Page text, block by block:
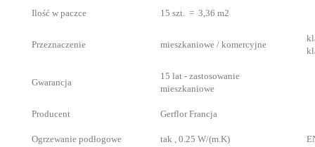
Ilość w paczce 15 szt. = 3,36 m2
Przeznaczenie mieszkaniowe / komercyjne
Gwarancja
15 lat - zastosowanie
mieszkaniowe
Producent Gerflor Francja
Ogrzewanie podłogowe tak , 0.25 W/(m.K)